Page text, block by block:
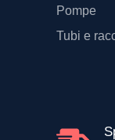
Pompe
Tubi e